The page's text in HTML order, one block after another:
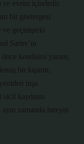
evrim içindedir.
bir göstergesi
geçmişteki
Sartre’ın
kendisini yaratır,
bir kişinin,
inşa
kaydının
zamanda bireyin